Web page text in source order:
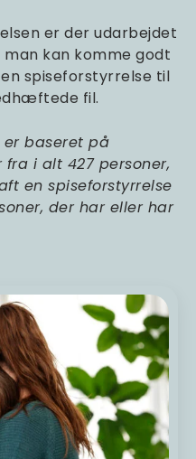
er der udarbejdet
kan komme godt
spiseforstyrrelse til
fil.
er baseret på
i alt 427 personer,
en spiseforstyrrelse
der har eller har